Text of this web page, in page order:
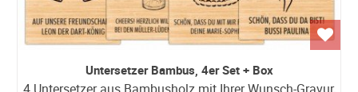
Untersetzer Bambus, 4er Set + Box
4 Untersetzer aus Bambusholz mit Ihrer Wunsch-Gravur,